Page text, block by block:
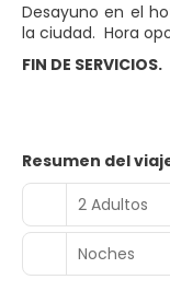
Desayuno en el
la ciudad. Hora
FIN DE SERVICIOS.
Resumen del
2 Adultos
Noches